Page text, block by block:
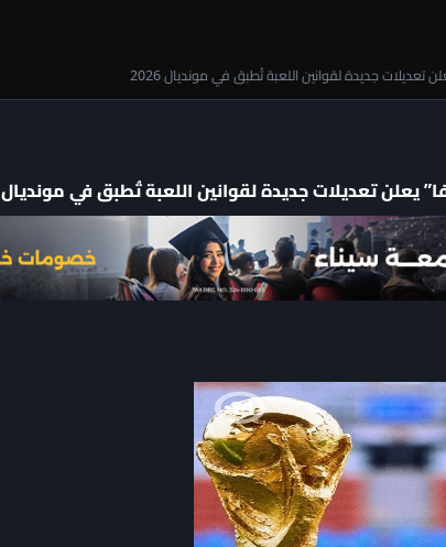
تعديلات جديدة لقوانين اللعبة تُطبق في مونديال 2026
يعلن تعديلات جديدة لقوانين اللعبة تُطبق في مونديال 2026